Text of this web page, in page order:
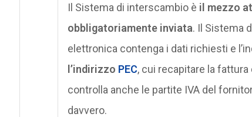
Il Sistema di interscambio è il mezzo
obbligatoriamente inviata. Il Sistema
elettronica contenga i dati richiesti e
l’indirizzo PEC, cui recapitare la fattura
controlla anche le partite IVA del
davvero.